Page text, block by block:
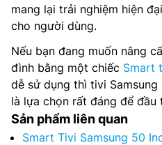
mang lại trải nghiệm hiện
cho người dùng.
Nếu bạn đang muốn nâng
đình bằng một chiếc Smart
dễ sử dụng thì tivi
là lựa chọn rất đáng để đầu
Sản phẩm liên quan
Smart Tivi Samsung 50